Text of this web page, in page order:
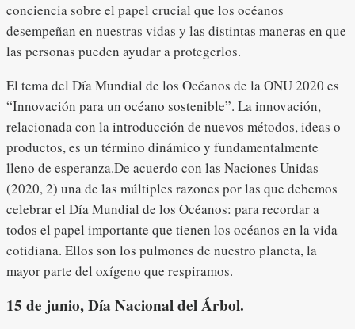
conciencia sobre el papel crucial que los océanos
desempeñan en nuestras vidas y las distintas maneras en que
las personas pueden ayudar a protegerlos.
El tema del Día Mundial de los Océanos de la ONU 2020 es
“Innovación para un océano sostenible”. La innovación,
relacionada con la introducción de nuevos métodos, ideas o
productos, es un término dinámico y fundamentalmente
lleno de esperanza.De acuerdo con las Naciones Unidas
(2020, 2) una de las múltiples razones por las que debemos
celebrar el Día Mundial de los Océanos: para recordar a
todos el papel importante que tienen los océanos en la vida
cotidiana. Ellos son los pulmones de nuestro planeta, la
mayor parte del oxígeno que respiramos.
15 de junio, Día Nacional del Árbol.